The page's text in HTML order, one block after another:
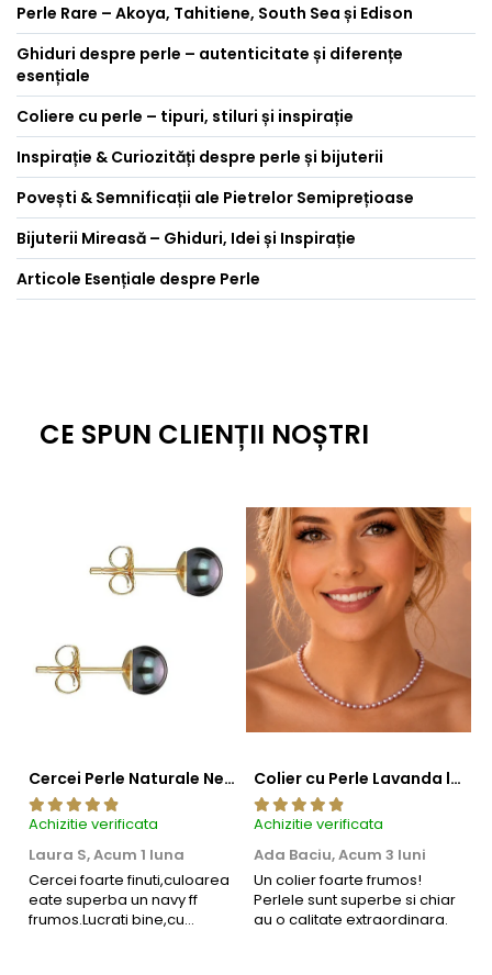
Perle Rare – Akoya, Tahitiene, South Sea și Edison
Ghiduri despre perle – autenticitate și diferențe
esențiale
Coliere cu perle – tipuri, stiluri și inspirație
Inspirație & Curiozități despre perle și bijuterii
Povești & Semnificații ale Pietrelor Semiprețioase
Bijuterii Mireasă – Ghiduri, Idei și Inspirație
Articole Esențiale despre Perle
CE SPUN CLIENȚII NOȘTRI
Cercei Perle Naturale Negre 5-6 mm, Buton AAA, Aur 14K (aur 585), Tip Șurub | KASKADDA®
Achizitie verificata
Laura S,Acum 1 luna
Cercei foarte finuti,culoarea
eate superba un navy ff
frumos.Lucrati bine,cu
Colier cu Perle Lavanda la Baza Gatului, de 4-5 mm, Perle Rare, Calitate AAA+, Aur 14K | KASKADDA®
Achizitie verificata
Ada Baciu,Acum 3 luni
Un colier foarte frumos!
Perlele sunt superbe si chiar
au o calitate extraordinara.